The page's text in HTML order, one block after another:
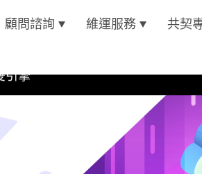
顧問諮詢 維運服務 共契